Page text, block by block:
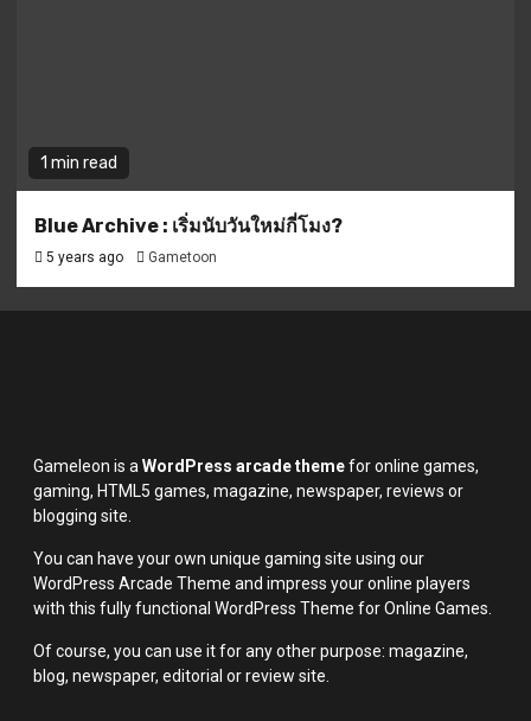
1 min read
Blue Archive : เริ่มนับวันใหม่กี่โมง?
5 years ago Gametoon
Gameleon is a WordPress arcade themefor online games,
gaming, HTML5 games, magazine, newspaper, reviews or
blogging site.
You can have your own unique gaming site using our
WordPress Arcade Theme and impress your online players
with this fully functional WordPress Theme for Online Games.
Of course, you can use it for any other purpose: magazine,
blog, newspaper, editorial or review site.